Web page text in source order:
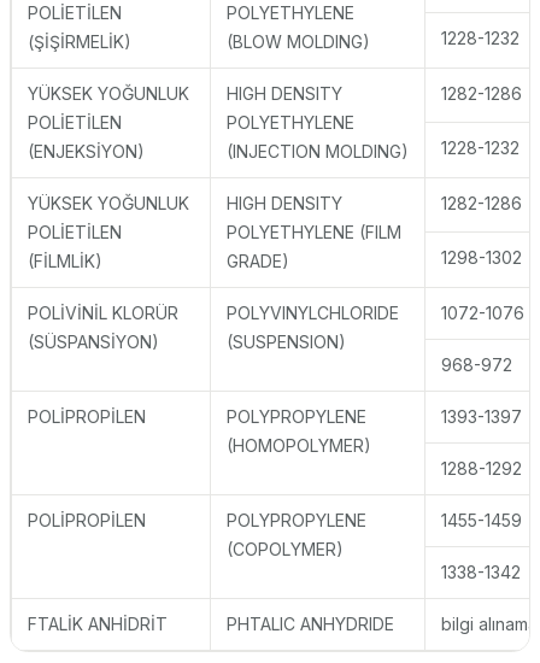
POLİETİLEN
(ŞİŞİRMELİK)
POLYETHYLENE
(BLOW MOLDING)
1228-1232
YÜKSEK YOĞUNLUK
POLİETİLEN
(ENJEKSİYON)
HIGH DENSITY
POLYETHYLENE
(INJECTION MOLDING)
1282-1286
1228-1232
YÜKSEK YOĞUNLUK
POLİETİLEN
(FİLMLİK)
HIGH DENSITY
POLYETHYLENE (FILM
GRADE)
1282-1286
1298-1302
POLİVİNİL KLORÜR
(SÜSPANSİYON)
POLYVINYLCHLORIDE
(SUSPENSION)
1072-1076
968-972
POLİPROPİLEN
POLYPROPYLENE
(HOMOPOLYMER)
1393-1397
1288-1292
POLİPROPİLEN
POLYPROPYLENE
(COPOLYMER)
1455-1459
1338-1342
FTALİK ANHİDRİT PHTALIC ANHYDRIDE bilgi